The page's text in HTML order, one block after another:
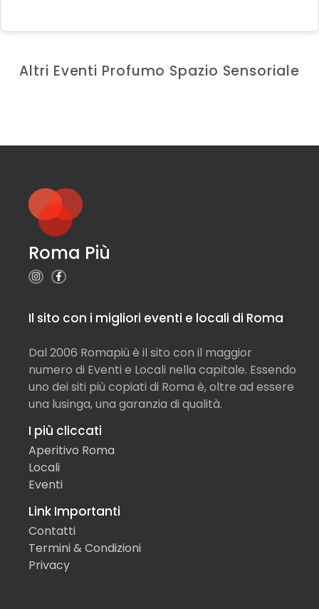
Altri Eventi Profumo Spazio Sensoriale
Roma Più
Il sito con i migliori eventi e locali di Roma
Dal 2006 Romapiù è il sito con il maggior
numero di Eventi e Locali nella capitale. Essendo
uno dei siti più copiati di Roma è, oltre ad essere
una lusinga, una garanzia di qualità.
I più cliccati
Aperitivo Roma
Locali
Eventi
Link Importanti
Contatti
Termini & Condizioni
Privacy